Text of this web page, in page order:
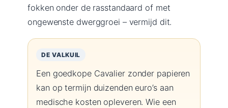
fokken onder de rasstandaard of met
ongewenste dwerggroei – vermijd dit.
DE VALKUIL
Een goedkope Cavalier zonder papieren
kan op termijn duizenden euro’s aan
medische kosten opleveren. Wie een